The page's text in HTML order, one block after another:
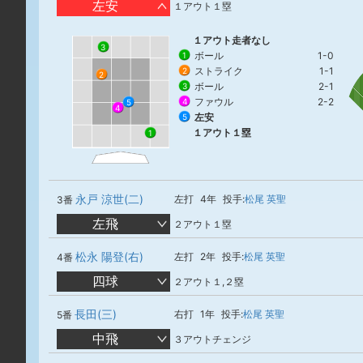
左安 １アウト１塁
1
2
3
4
5
１アウト走者なし
1 ボール 1-0
2 ストライク 1-1
3 ボール 2-1
4 ファウル 2-2
5
左安
１アウト１塁
3番 永戸 涼世(二) 左打 4年 投手:松尾 英聖
左飛 ２アウト１塁
4番 松永 陽登(右) 左打 2年 投手:松尾 英聖
四球 ２アウト１,２塁
5番 長田(三) 右打 1年 投手:松尾 英聖
中飛 ３アウトチェンジ